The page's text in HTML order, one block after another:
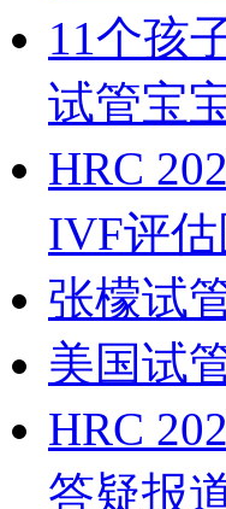
11个孩
试管宝
HRC
IVF评
张檬试
美国试
HRC
答疑报